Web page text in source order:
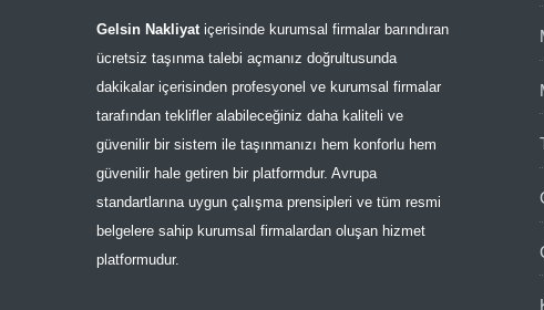
Gelsin Nakliyat içerisinde kurumsal firmalar barındıran
ücretsiz taşınma talebi açmanız doğrultusunda
dakikalar içerisinden profesyonel ve kurumsal firmalar
tarafından teklifler alabileceğiniz daha kaliteli ve
güvenilir bir sistem ile taşınmanızı hem konforlu hem
güvenilir hale getiren bir platformdur. Avrupa
standartlarına uygun çalışma prensipleri ve tüm resmi
belgelere sahip kurumsal firmalardan oluşan hizmet
platformudur.